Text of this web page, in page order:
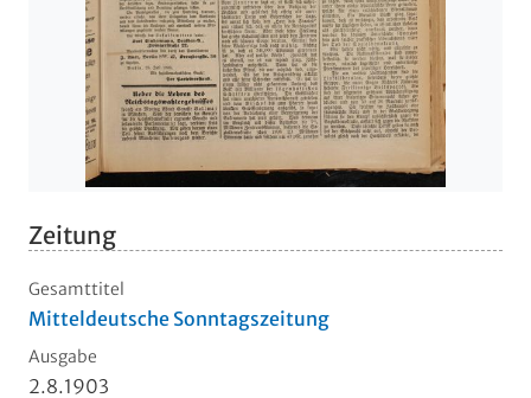
Zeitung
Gesamttitel
Mitteldeutsche Sonntagszeitung
Ausgabe
2.8.1903